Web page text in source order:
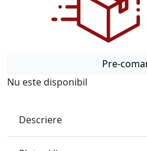
Pre-
Nu este disponibil
Descriere